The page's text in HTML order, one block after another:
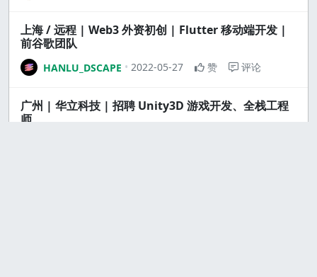
上海 / 远程 | Web3 外资初创 | Flutter 移动端开发 |
前谷歌团队
HANLU_DSCAPE 2022-05-27 赞 评论
广州 | 华立科技 | 招聘 Unity3D 游戏开发、全栈工程
师